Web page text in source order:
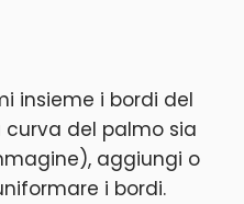
insieme i bordi del
curva del palmo sia
aggiungi o
i bordi.